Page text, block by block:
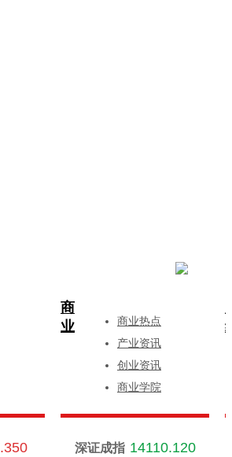
商
业
商业热点
产业资讯
创业资讯
商业学院
深证成指 14110.120